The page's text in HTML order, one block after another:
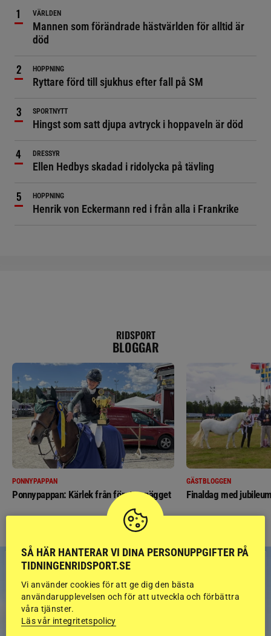
VÄRLDEN
Mannen som förändrade hästvärlden för alltid är
död
HOPPNING
Ryttare förd till sjukhus efter fall på SM
SPORTNYTT
Hingst som satt djupa avtryck i hoppaveln är död
DRESSYR
Ellen Hedbys skadad i ridolycka på tävling
HOPPNING
Henrik von Eckermann red i från alla i Frankrike
RIDSPORT
BLOGGAR
PONNYPAPPAN
Ponnypappan: Kärlek från första gnägget
GÄSTBLOGGEN
Finaldag med
SÅ HÄR HANTERAR VI DINA PERSONUPPGIFTER PÅ
TIDNINGENRIDSPORT.SE
Vi använder cookies för att ge dig den bästa
användarupplevelsen och för att utveckla och förbättra
våra tjänster.
Läs vår integritetspolicy